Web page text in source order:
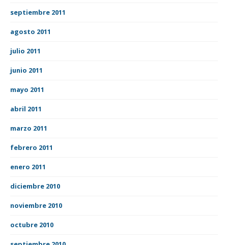
septiembre 2011
agosto 2011
julio 2011
junio 2011
mayo 2011
abril 2011
marzo 2011
febrero 2011
enero 2011
diciembre 2010
noviembre 2010
octubre 2010